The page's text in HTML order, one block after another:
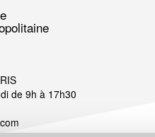
de 9h à 17h30